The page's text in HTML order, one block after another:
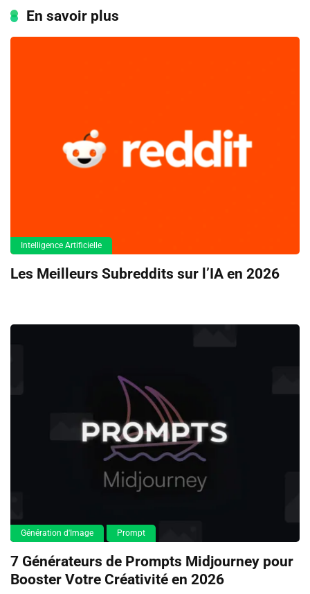
En savoir plus
Intelligence Artificielle
Les Meilleurs Subreddits sur l’IA en 2026
Génération d'Image Prompt
7 Générateurs de Prompts Midjourney pour
Booster Votre Créativité en 2026